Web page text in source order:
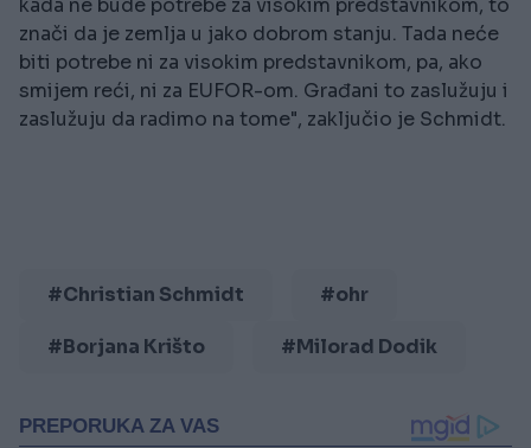
znači da je zemlja u jako dobrom stanju. Tada neće
biti potrebe ni za visokim predstavnikom, pa, ako
smijem reći, ni za EUFOR-om. Građani to zaslužuju i
zaslužuju da radimo na tome", zaključio je Schmidt.
#Christian Schmidt #ohr
#Borjana Krišto #Milorad Dodik